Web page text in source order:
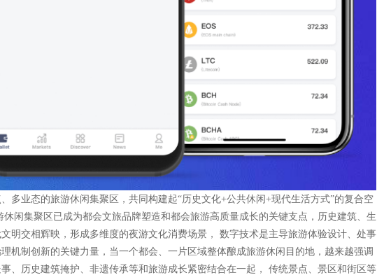
多业态的旅游休闲集聚区，共同构建起“历史文化+公共休闲+现代生活方式”的复合空
休闲集聚区已成为都会文旅品牌塑造和都会旅游高质量成长的关键支点，历史建筑、生
明交相辉映，形成多维度的夜游文化消费场景， 数字技术是主导旅游体验设计、处事
机制创新的关键力量，当一个都会、一片区域整体酿成旅游休闲目的地，越来越强调
、历史建筑掩护、非遗传承等和旅游成长紧密结合在一起， 传统景点、景区和街区等